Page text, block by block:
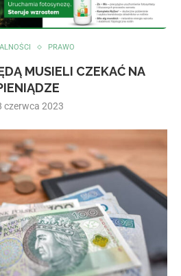
PRAWO
MUSIELI CZEKAĆ NA
czerwca 2023